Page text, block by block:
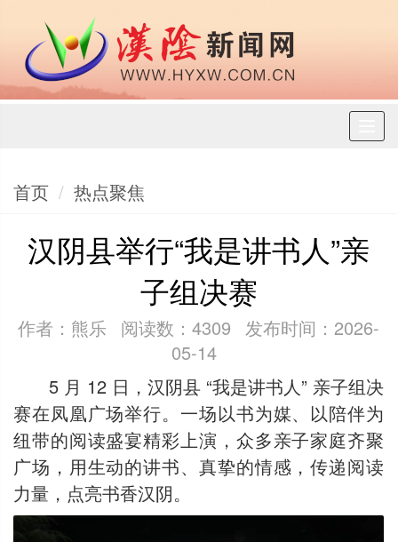
首页 热点聚焦
汉阴县举行“我是讲书人”亲
子组决赛
作者：熊乐 阅读数：4309 发布时间：2026-
05-14
5 月 12 日，汉阴县 “我是讲书人” 亲子组决
赛在凤凰广场举行。一场以书为媒、以陪伴为
纽带的阅读盛宴精彩上演，众多亲子家庭齐聚
广场，用生动的讲书、真挚的情感，传递阅读
力量，点亮书香汉阴。